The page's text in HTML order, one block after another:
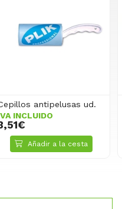
Caja cepillos antipelusas
IVA INCLUIDO
43,60€
Añadir a la cesta